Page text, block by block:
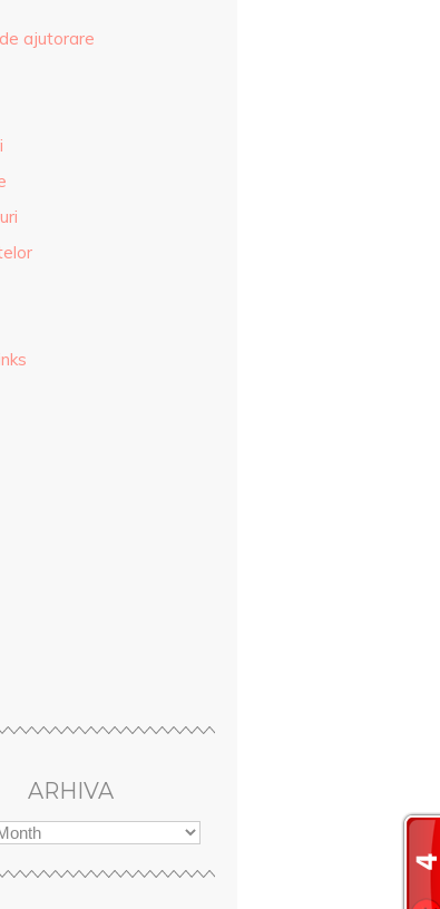
ajutorare
ARHIVA